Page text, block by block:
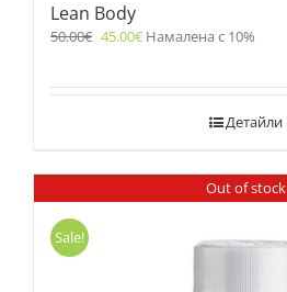
Lean Body
50.00€ 45.00€ Намалена с 10%
Детайли
Out of stock
Sale!